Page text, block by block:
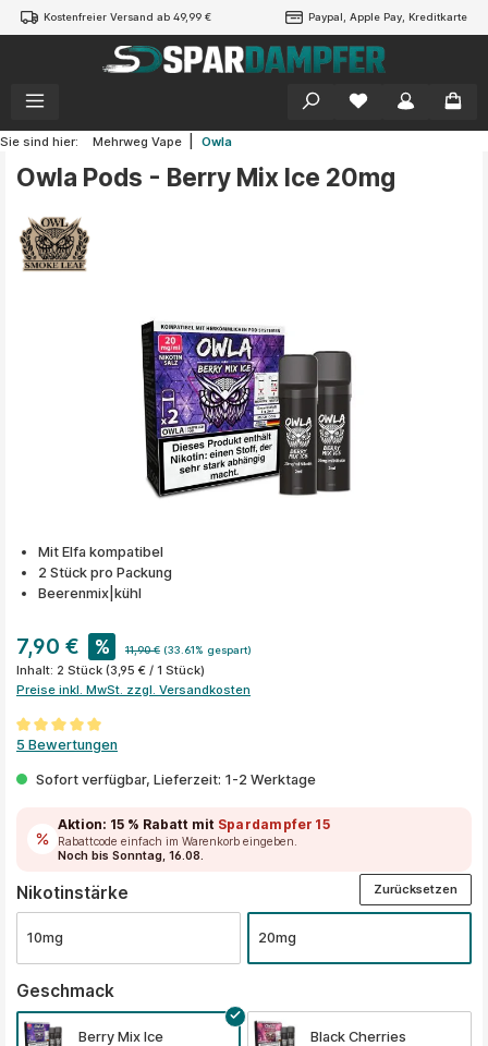
springen
Kostenfreier Versand ab 49,99 € Paypal, Apple Pay, Kreditkarte
Sie sind hier: Mehrweg Vape Owla
Owla Pods - Berry Mix Ice 20mg
Mit Elfa kompatibel
2 Stück pro Packung
Beerenmix|kühl
7,90 € % 11,90 € (33.61% gespart)
Inhalt: 2 Stück (3,95 € / 1 Stück)
Preise inkl. MwSt. zzgl. Versandkosten
Durchschnittliche Bewertung von 5 von 5 Sternen
5 Bewertungen
Sofort verfügbar, Lieferzeit: 1-2 Werktage
Aktion: 15 % Rabatt mit Spardampfer15
Rabattcode einfach im Warenkorb eingeben.
Noch bis Sonntag, 16.08.
Nikotinstärke
10mg 20mg
Geschmackauswählen
Berry Mix Ice Black Cherries
Zurücksetzen